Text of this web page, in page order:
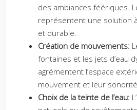
des ambiances féériques.
représentent une solution
et durable.
Création de mouvements:
fontaines et les jets d’eau
agrémentent l’espace
mouvement et leur
Choix de la teinte de l’eau: